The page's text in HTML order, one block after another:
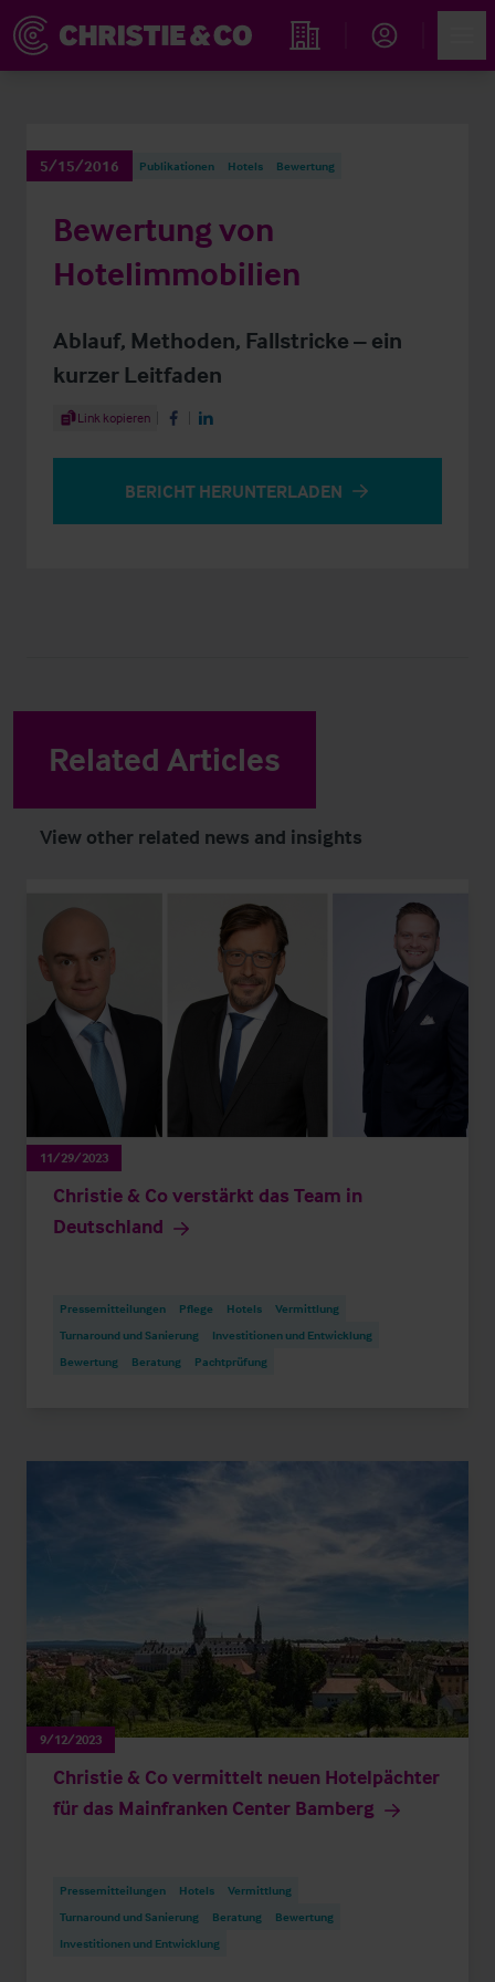
Immobiliensuche
5/15/2016 Publikationen Hotels Bewertung
Bewertung von
Hotelimmobilien
Ablauf, Methoden, Fallstricke – ein
kurzer Leitfaden
Share Article
Link kopieren Share on Facebook
Share on LinkedIn
BERICHT HERUNTERLADEN
Related Articles
View other related news and insights
11/29/2023
Christie & Co verstärkt das Team in
Deutschland
Pressemitteilungen Pflege Hotels
Vermittlung
Turnaround und Sanierung
Investitionen und Entwicklung
Bewertung
Beratung Pachtprüfung
9/12/2023
Christie & Co vermittelt neuen Hotelpächter
für das Mainfranken Center Bamberg
Pressemitteilungen Hotels
Vermittlung
Turnaround und Sanierung
Beratung
Bewertung
Investitionen und Entwicklung